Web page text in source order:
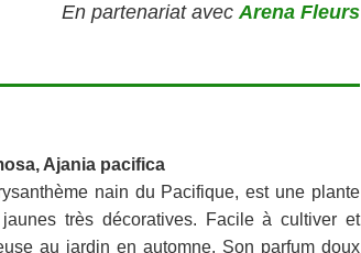
En partenariat avecArena Fleurs
Ajania pacifica
nain du Pacifique, est une plante
très décoratives. Facile à cultiver et
au jardin en automne. Son parfum doux